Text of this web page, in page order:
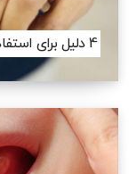
4 دلیل برای استفاده از محافظ دهان